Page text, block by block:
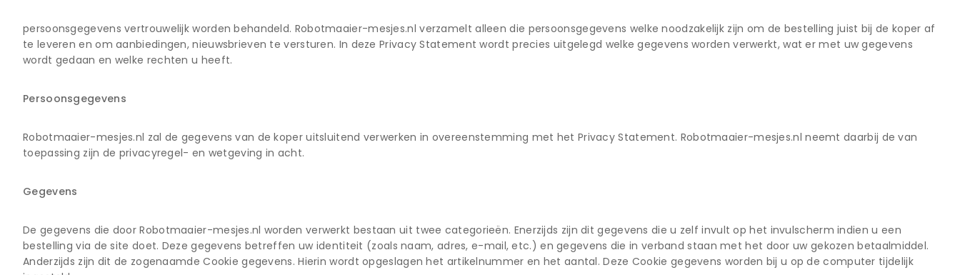
persoonsgegevens vertrouwelijk worden behandeld. Robotmaaier-mesjes.nl verzamelt alleen die persoonsgegevens welke noodzakelijk zijn om de bestelling juist bij de koper af
te leveren en om aanbiedingen, nieuwsbrieven te versturen. In deze Privacy Statement wordt precies uitgelegd welke gegevens worden verwerkt, wat er met uw gegevens
wordt gedaan en welke rechten u heeft.
Persoonsgegevens
Robotmaaier-mesjes.nl zal de gegevens van de koper uitsluitend verwerken in overeenstemming met het Privacy Statement. Robotmaaier-mesjes.nl neemt daarbij de van
toepassing zijn de privacyregel- en wetgeving in acht.
Gegevens
De gegevens die door Robotmaaier-mesjes.nl worden verwerkt bestaan uit twee categorieën. Enerzijds zijn dit gegevens die u zelf invult op het invulscherm indien u een
bestelling via de site doet. Deze gegevens betreffen uw identiteit (zoals naam, adres, e-mail, etc.) en gegevens die in verband staan met het door uw gekozen betaalmiddel.
Anderzijds zijn dit de zogenaamde Cookie gegevens. Hierin wordt opgeslagen het artikelnummer en het aantal. Deze Cookie gegevens worden bij u op de computer tijdelijk